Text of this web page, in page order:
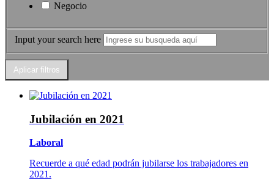
Negocio
Input your search here
Jubilación en 2021
Laboral
Recuerde a qué edad podrán jubilarse los trabajadores en
2021.